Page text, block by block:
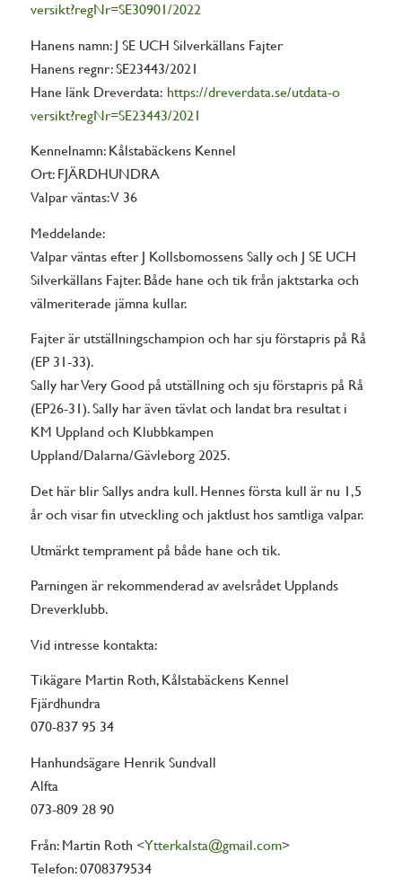
versikt?regNr=SE30901/2022
Hanens namn: J SE UCH Silverkällans Fajter
Hanens regnr: SE23443/2021
Hane länk Dreverdata: https://dreverdata.se/utdata-o
versikt?regNr=SE23443/2021
Kennelnamn: Kålstabäckens Kennel
Ort: FJÄRDHUNDRA
Valpar väntas: V 36
Meddelande:
Valpar väntas efter J Kollsbomossens Sally och J SE UCH
Silverkällans Fajter. Både hane och tik från jaktstarka och
välmeriterade jämna kullar.
Fajter är utställningschampion och har sju förstapris på Rå
(EP 31-33).
Sally har Very Good på utställning och sju förstapris på Rå
(EP26-31). Sally har även tävlat och landat bra resultat i
KM Uppland och Klubbkampen
Uppland/Dalarna/Gävleborg 2025.
Det här blir Sallys andra kull. Hennes första kull är nu 1,5
år och visar fin utveckling och jaktlust hos samtliga valpar.
Utmärkt temprament på både hane och tik.
Parningen är rekommenderad av avelsrådet Upplands
Dreverklubb.
Vid intresse kontakta:
Tikägare Martin Roth, Kålstabäckens Kennel
Fjärdhundra
070-837 95 34
Hanhundsägare Henrik Sundvall
Alfta
073-809 28 90
Från: Martin Roth <Ytterkalsta@gmail.com>
Telefon: 0708379534